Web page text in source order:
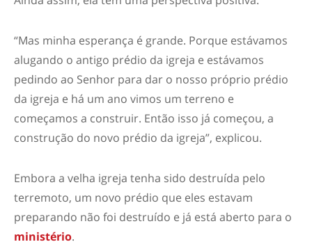
“Mas minha esperança é grande. Porque estávamos
alugando o antigo prédio da igreja e estávamos
pedindo ao Senhor para dar o nosso próprio prédio
da igreja e há um ano vimos um terreno e
começamos a construir. Então isso já começou, a
construção do novo prédio da igreja”, explicou.
Embora a velha igreja tenha sido destruída pelo
terremoto, um novo prédio que eles estavam
preparando não foi destruído e já está aberto para o
ministério.